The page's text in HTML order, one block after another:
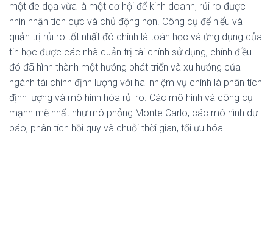
một đe dọa vừa là một cơ hội để kinh doanh, rủi ro được
nhìn nhận tích cực và chủ động hơn. Công cụ để hiểu và
quản trị rủi ro tốt nhất đó chính là toán học và ứng dụng của
tin học được các nhà quản trị tài chính sử dụng, chính điều
đó đã hình thành một hướng phát triển và xu hướng của
ngành tài chính định lượng với hai nhiệm vụ chính là phân tích
định lượng và mô hình hóa rủi ro. Các mô hình và công cụ
mạnh mẽ nhất như mô phỏng Monte Carlo, các mô hình dự
báo, phân tích hồi quy và chuỗi thời gian, tối ưu hóa…